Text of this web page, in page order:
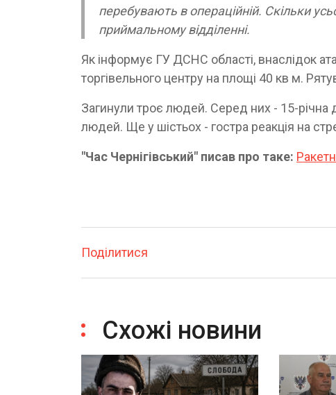
перебувають в операційній. Скільки
приймальному відділенні.
Як інформує ГУ ДСНС області, внаслідок
торгівельного центру на площі 40 кв м.
Загинули троє людей. Серед них - 15-річна
людей. Ще у шістьох - гостра реакція на
"Час Чернігівський" писав про таке:
Поділитися
Схожі новини